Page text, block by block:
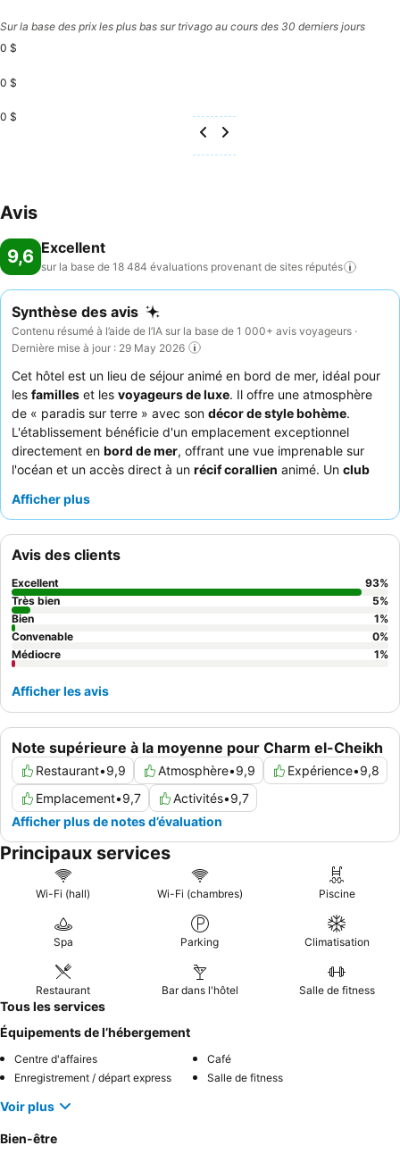
Sur la base des prix les plus bas sur trivago au cours des 30 derniers jours
0 $
0 $
0 $
Avis
9,6 Excellent
sur la base de 18 484 évaluations provenant de sites réputés
Synthèse des avis
Contenu résumé à l’aide de l’IA sur la base de 1 000+ avis voyageurs ·
Dernière mise à jour : 29 May 2026
Cet hôtel est un lieu de séjour animé en bord de mer, idéal pour
les familles et les voyageurs de luxe. Il offre une atmosphère
de « paradis sur terre » avec son décor de style bohème.
L'établissement bénéficie d'un emplacement exceptionnel
directement en bord de mer, offrant une vue imprenable sur
l'océan et un accès direct à un récif corallien animé. Un club
tandis que les adultes peuvent profiter de la variété et de la
carte
très appréciés. Les clients louent constamment le
personnel professionnel et attentionné
diverses et délicieuses disponibles pour le petit-déjeuner, le
déjeuner et le dîner. Pour une expérience vraiment luxueuse,
pensez à réserver une chambre dans la
un excellent rapport qualité-prix et des équipements améliorés.
Afficher plus
Note supérieure à la moyenne pour Charm el-Cheikh
Restaurant•9,9 Atmosphère•9,9 Expérience•9,8
Emplacement•9,7 Activités•9,7
Afficher plus de notes d’évaluation
Avis des clients
Excellent 93%
Très bien
5%
Bien
1%
Convenable
0%
Médiocre
1%
Afficher les avis
Principaux services
Wi-Fi (hall) Wi-Fi (chambres) Piscine
Spa Parking Climatisation
Restaurant Bar dans l'hôtel Salle de fitness
Tous les services
Équipements de l’hébergement
Centre d'affaires
Café
Enregistrement / départ express
Salle de fitness
Voir plus
Bien-être